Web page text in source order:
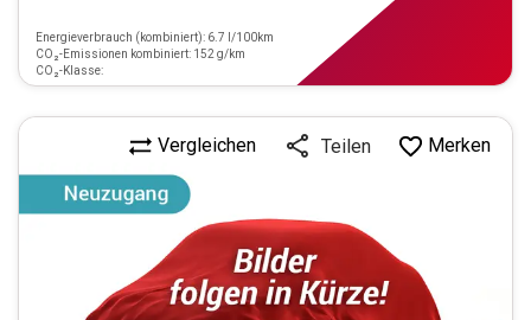
Energieverbrauch (kombiniert): 6.7 l/100km
CO₂-Emissionen kombiniert: 152 g/km
CO₂-Klasse:
Vergleichen Teilen Merken